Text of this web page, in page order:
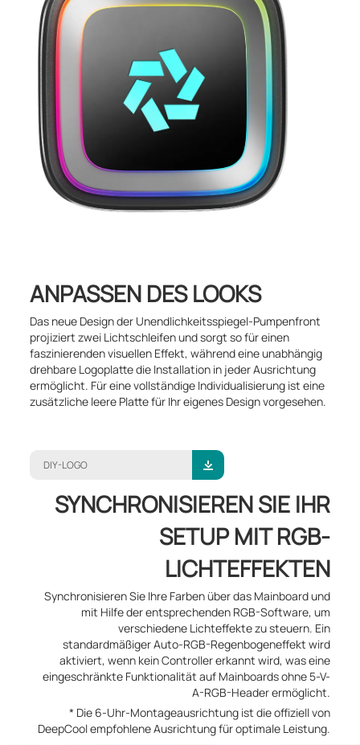
ANPASSEN DES LOOKS
Das neue Design der Unendlichkeitsspiegel-Pumpenfront
projiziert zwei Lichtschleifen und sorgt so für einen
faszinierenden visuellen Effekt, während eine unabhängig
drehbare Logoplatte die Installation in jeder Ausrichtung
ermöglicht. Für eine vollständige Individualisierung ist eine
zusätzliche leere Platte für Ihr eigenes Design vorgesehen.
DIY-LOGO
SYNCHRONISIEREN SIE IHR
SETUP MIT RGB-
LICHTEFFEKTEN
Synchronisieren Sie Ihre Farben über das Mainboard und
mit Hilfe der entsprechenden RGB-Software, um
verschiedene Lichteffekte zu steuern. Ein
standardmäßiger Auto-RGB-Regenbogeneffekt wird
aktiviert, wenn kein Controller erkannt wird, was eine
eingeschränkte Funktionalität auf Mainboards ohne 5-V-
A-RGB-Header ermöglicht.
* Die 6-Uhr-Montageausrichtung ist die offiziell von
DeepCool empfohlene Ausrichtung für optimale Leistung.